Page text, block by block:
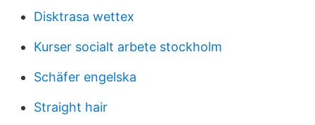
Disktrasa wettex
Kurser socialt arbete stockholm
Schäfer engelska
Straight hair